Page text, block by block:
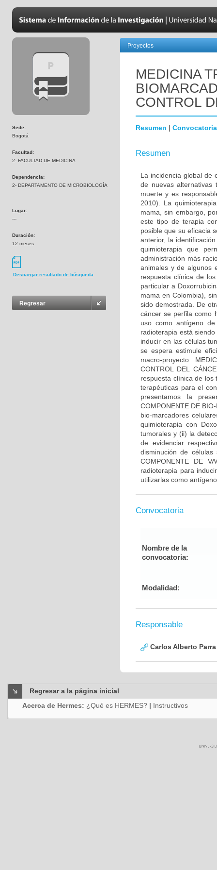
Sede:
Bogotá
Facultad:
2- FACULTAD DE MEDICINA
Dependencia:
2- DEPARTAMENTO DE MICROBIOLOGÍA
Lugar:
---
Duración:
12 meses
Descargar resultado de búsqueda
Regresar
Proyectos
MEDICINA
CONTROL
Resumen | Convocatoria
Resumen
La incidencia global de
de nuevas alternativas
muerte y es
2010). La
mama, sin embargo,
este tipo de terapia
posible que su eficacia
anterior, la
quimioterapia que
administración más
animales y de algunos
respuesta clínica de
particular a
mama en Colombia),
sido demostrada. De
cáncer se perfila como
uso como antígeno
radioterapia está
inducir en las células
se espera estimule
macro-proyecto
CONTROL DEL
respuesta clínica de los
terapéuticas para el
presentamos la
COMPONENTE DE
bio-marcadores
quimioterapia con
tumorales y (ii) la
de evidenciar
disminución de
COMPONENTE DE
radioterapia para
utilizarlas como
Convocatoria
Nombre de la
convocatoria:
Modalidad:
Responsable
Carlos Alberto
Regresar a la página inicial
Acerca de Hermes: ¿Qué es HERMES? | Instructivos